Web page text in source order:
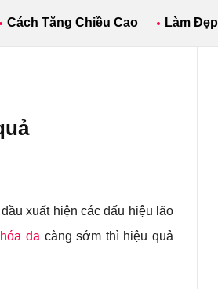
Cách Tăng Chiều Cao Làm Đẹp
xuất hiện các dấu hiệu lão
da càng sớm thì hiệu quả